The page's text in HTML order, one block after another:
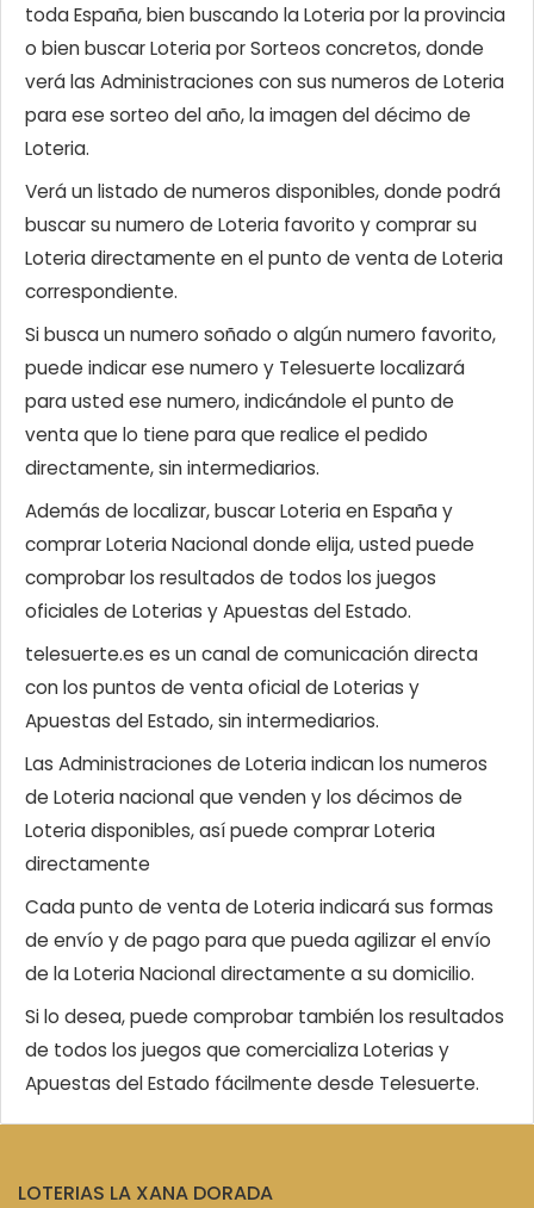
toda España, bien buscando la Loteria por la provincia
o bien buscar Loteria por Sorteos concretos, donde
verá las Administraciones con sus numeros de Loteria
para ese sorteo del año, la imagen del décimo de
Loteria.
Verá un listado de numeros disponibles, donde podrá
buscar su numero de Loteria favorito y comprar su
Loteria directamente en el punto de venta de Loteria
correspondiente.
Si busca un numero soñado o algún numero favorito,
puede indicar ese numero y Telesuerte localizará
para usted ese numero, indicándole el punto de
venta que lo tiene para que realice el pedido
directamente, sin intermediarios.
Además de localizar, buscar Loteria en España y
comprar Loteria Nacional donde elija, usted puede
comprobar los resultados de todos los juegos
oficiales de Loterias y Apuestas del Estado.
telesuerte.es es un canal de comunicación directa
con los puntos de venta oficial de Loterias y
Apuestas del Estado, sin intermediarios.
Las Administraciones de Loteria indican los numeros
de Loteria nacional que venden y los décimos de
Loteria disponibles, así puede comprar Loteria
directamente
Cada punto de venta de Loteria indicará sus formas
de envío y de pago para que pueda agilizar el envío
de la Loteria Nacional directamente a su domicilio.
Si lo desea, puede comprobar también los resultados
de todos los juegos que comercializa Loterias y
Apuestas del Estado fácilmente desde Telesuerte.
LOTERIAS LA XANA DORADA